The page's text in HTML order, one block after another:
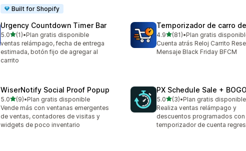
Built for Shopify
Urgency Countdown Timer Bar
5.0de 5 estrellas
(1)
1 reseñas en total
•Plan gratis disponible
ventas relámpago, fecha de entrega
estimada, botón fijo de agregar al
carrito
Temporizador de carro
4.9de 5 estrellas
(81)
81 reseñas en total
•Plan gratis
Cuenta atrás Reloj Carrito
Mensaje Black Friday BFCM
WiserNotify Social Proof Popup
5.0de 5 estrellas
(9)
9 reseñas en total
•Plan gratis disponible
Vende más con ventanas emergentes
de ventas, contadores de visitas y
widgets de poco inventario
PX Schedule Sale +
5.0de 5 estrellas
(3)
3 reseñas en total
•Plan gratis disponible
Realiza ventas relámpago y
descuentos programados con
temporizador de cuenta